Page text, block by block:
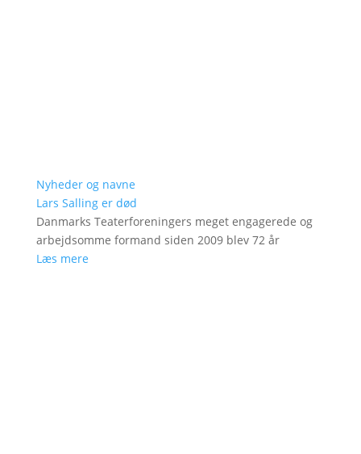
Nyheder og navne
Lars Salling er død
Danmarks Teaterforeningers meget engagerede og
arbejdsomme formand siden 2009 blev 72 år
Læs mere